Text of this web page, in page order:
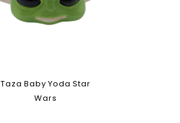
Taza Baby Yoda Star
Wars